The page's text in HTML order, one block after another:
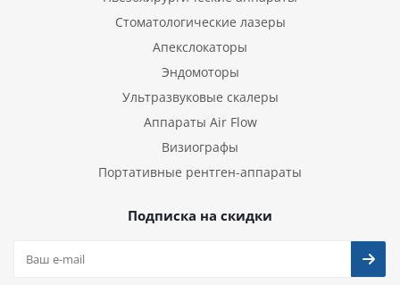
Стоматологические лазеры
Апекслокаторы
Эндомоторы
Ультразвуковые скалеры
Аппараты Air Flow
Визиографы
Портативные рентген-аппараты
Подписка на скидки